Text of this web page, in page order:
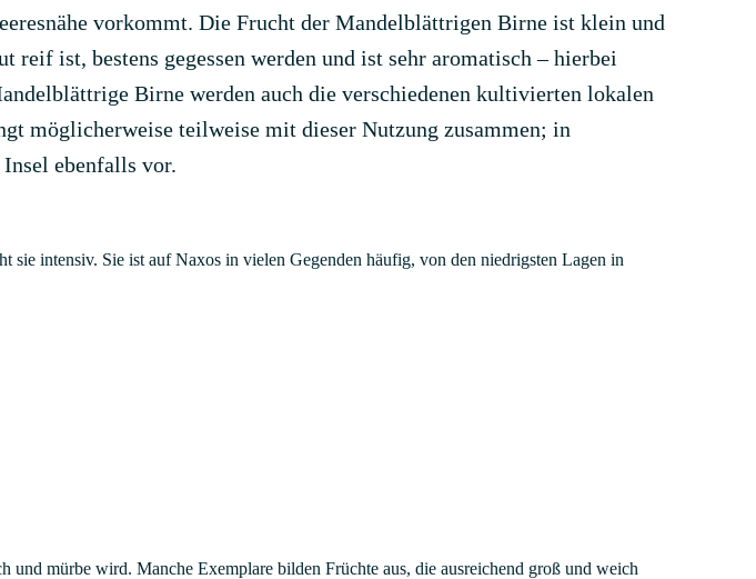
vorkommt. Die Frucht der Mandelblättrigen Birne ist klein und
ist, bestens gegessen werden und ist sehr aromatisch – hierbei
Birne werden auch die verschiedenen kultivierten lokalen
möglicherweise teilweise mit dieser Nutzung zusammen; in
ebenfalls vor.
intensiv. Sie ist auf Naxos in vielen Gegenden häufig, von den niedrigsten Lagen in
mürbe wird. Manche Exemplare bilden Früchte aus, die ausreichend groß und weich